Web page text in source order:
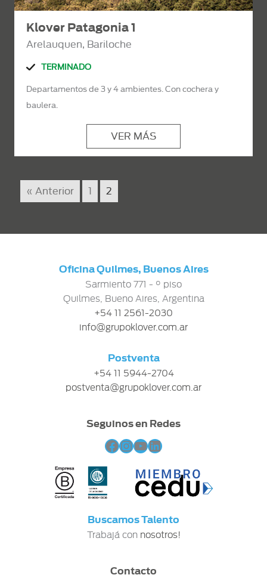
Klover Patagonia 1
Arelauquen, Bariloche
TERMINADO
Departamentos de 3 y 4 ambientes. Con cochera y
baulera.
VER MÁS
« Anterior 1 2
Oficina Quilmes, Buenos Aires
Sarmiento 771 - ° piso
Quilmes, Bueno Aires, Argentina
+54 11 2561-2030
info@grupoklover.com.ar
Postventa
+54 11 5944-2704
postventa@grupoklover.com.ar
Seguinos en Redes
Facebook
Instagram
YouTube
LinkedIn
Buscamos Talento
Trabajá con nosotros!
Contacto